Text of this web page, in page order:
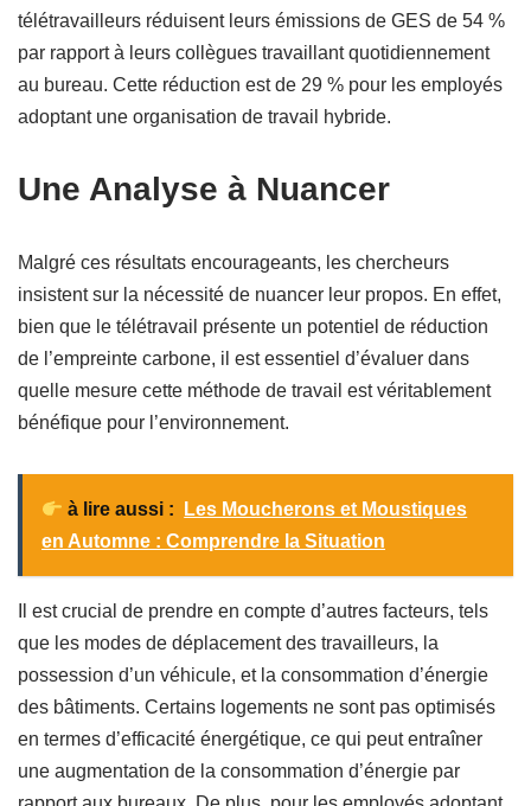
télétravaillent exclusivement, ceux qui travaillent
exclusivement au bureau, et ceux qui adoptent une
organisation de travail hybride, mêlant présence en
entreprise et télétravail. Les résultats sont révélateurs : les
par rapport à leurs collègues travaillant quotidiennement
au bureau. Cette réduction est de 29 % pour les employés
Une Analyse à Nuancer
Malgré ces résultats encourageants, les chercheurs
insistent sur la nécessité de nuancer leur propos. En effet,
de l’empreinte carbone, il est essentiel d’évaluer dans
quelle mesure cette méthode de travail est véritablement
bénéfique pour l’environnement.
à lire aussi :
Les Moucherons et Moustiques
en Automne : Comprendre la Situation
Il est crucial de prendre en compte d’autres facteurs, tels
que les modes de déplacement des travailleurs, la
possession d’un véhicule, et la consommation d’énergie